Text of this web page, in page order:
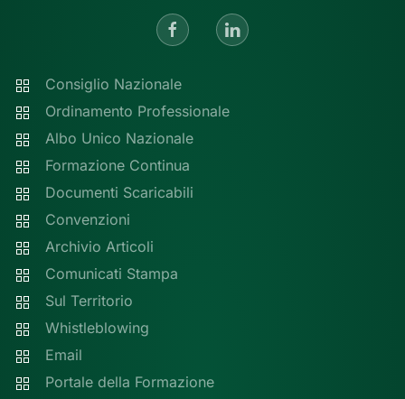
Consiglio Nazionale
Ordinamento Professionale
Albo Unico Nazionale
Formazione Continua
Documenti Scaricabili
Convenzioni
Archivio Articoli
Comunicati Stampa
Sul Territorio
Whistleblowing
Email
Portale della Formazione